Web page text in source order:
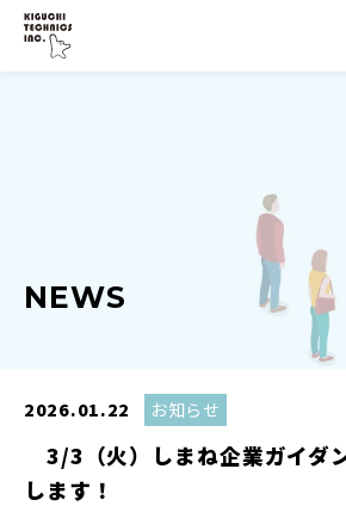
NEWS
2026.01.22 お知らせ
3/3（火）しまね企業ガイダ
します！